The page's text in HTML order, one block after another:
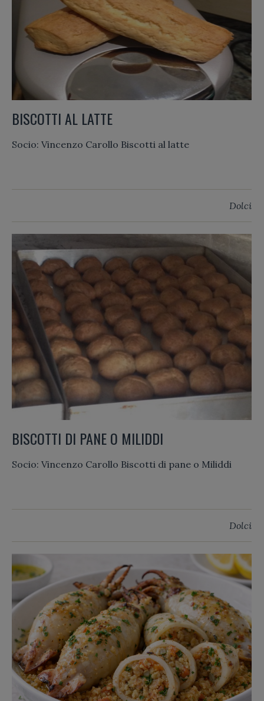
BISCOTTI AL LATTE
Socio: Vincenzo Carollo Biscotti al latte
Dolci
BISCOTTI DI PANE O MILIDDI
Socio: Vincenzo Carollo Biscotti di pane o Miliddi
Dolci